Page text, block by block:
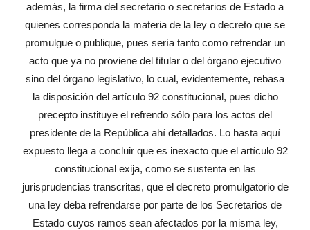
además, la firma del secretario o secretarios de Estado a
quienes corresponda la materia de la ley o decreto que se
promulgue o publique, pues sería tanto como refrendar un
acto que ya no proviene del titular o del órgano ejecutivo
sino del órgano legislativo, lo cual, evidentemente, rebasa
la disposición del artículo 92 constitucional, pues dicho
precepto instituye el refrendo sólo para los actos del
presidente de la República ahí detallados. Lo hasta aquí
expuesto llega a concluir que es inexacto que el artículo 92
constitucional exija, como se sustenta en las
jurisprudencias transcritas, que el decreto promulgatorio de
una ley deba refrendarse por parte de los Secretarios de
Estado cuyos ramos sean afectados por la misma ley,